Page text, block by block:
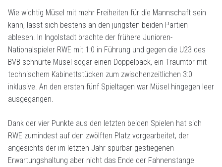
Wie wichtig Müsel mit mehr Freiheiten für die Mannschaft sein
kann, lässt sich bestens an den jüngsten beiden Partien
ablesen. In Ingolstadt brachte der frühere Junioren-
Nationalspieler RWE mit 1:0 in Führung und gegen die U23 des
BVB schnürte Müsel sogar einen Doppelpack, ein Traumtor mit
technischem Kabinettstücken zum zwischenzeitlichen 3:0
inklusive. An den ersten fünf Spieltagen war Müsel hingegen leer
ausgegangen.
Dank der vier Punkte aus den letzten beiden Spielen hat sich
RWE zumindest auf den zwölften Platz vorgearbeitet, der
angesichts der im letzten Jahr spürbar gestiegenen
Erwartungshaltung aber nicht das Ende der Fahnenstange